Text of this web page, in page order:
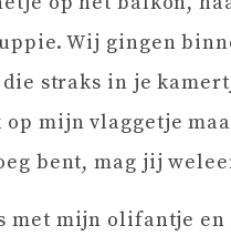
Wij gingen
straks in je
mijn vlaggetje
bent, mag jij
met mijn olifantje